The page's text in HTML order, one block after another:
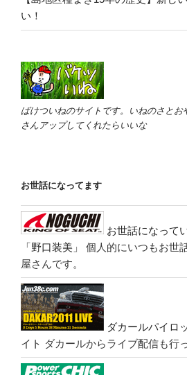
い！
ばけついねのサイトです。いねのさとお
さんアップしてくれたらいいな
お世話になってます
お世話になって
「野口装美」
個人的にいつもお世
屋さんです。
ダカールパイロ
イト ダカールからライブ配信も行